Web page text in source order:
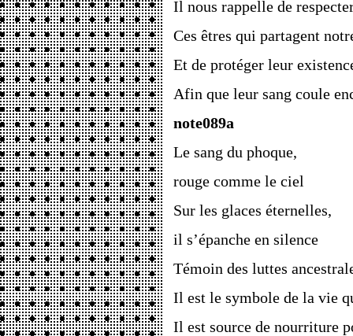
Il nous rappelle de
Ces êtres qui partagent
Et de protéger leur
Afin que leur sang coule
note089a
Le sang du phoque,
rouge comme le ciel
Sur les glaces éternelles,
il s’épanche en silence
Témoin des luttes
Il est le symbole de la vie
Il est source de nourriture